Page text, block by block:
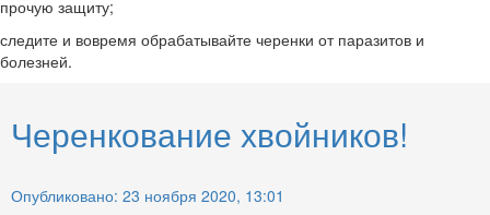
прочую защиту;
следите и вовремя обрабатывайте черенки от паразитов и
болезней.
Черенкование хвойников!
Опубликовано: 23 ноября 2020, 13:01